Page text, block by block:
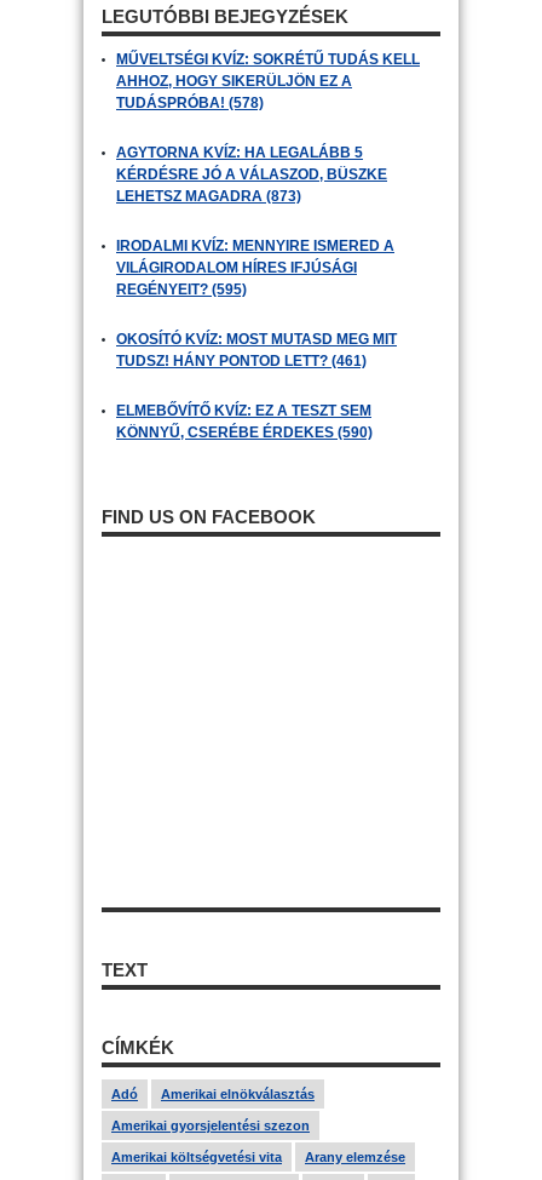
LEGUTÓBBI BEJEGYZÉSEK
MŰVELTSÉGI KVÍZ: SOKRÉTŰ TUDÁS KELL
AHHOZ, HOGY SIKERÜLJÖN EZ A
TUDÁSPRÓBA! (578)
AGYTORNA KVÍZ: HA LEGALÁBB 5
KÉRDÉSRE JÓ A VÁLASZOD, BÜSZKE
LEHETSZ MAGADRA (873)
IRODALMI KVÍZ: MENNYIRE ISMERED A
VILÁGIRODALOM HÍRES IFJÚSÁGI
REGÉNYEIT? (595)
OKOSÍTÓ KVÍZ: MOST MUTASD MEG MIT
TUDSZ! HÁNY PONTOD LETT? (461)
ELMEBŐVÍTŐ KVÍZ: EZ A TESZT SEM
KÖNNYŰ, CSERÉBE ÉRDEKES (590)
FIND US ON FACEBOOK
TEXT
CÍMKÉK
Adó Amerikai elnökválasztás
Amerikai gyorsjelentési szezon
Amerikai költségvetési vita Arany elemzése